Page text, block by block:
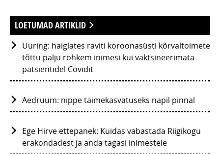
LOETUMAD ARTIKLID
Uuring: haiglates raviti koroonasüsti kõrvaltoimete
tõttu palju rohkem inimesi kui vaktsineerimata
patsientidel Covidit
Aedruum: nippe taimekasvatuseks napil pinnal
Ege Hirve ettepanek: Kuidas vabastada Riigikogu
erakondadest ja anda tagasi inimestele